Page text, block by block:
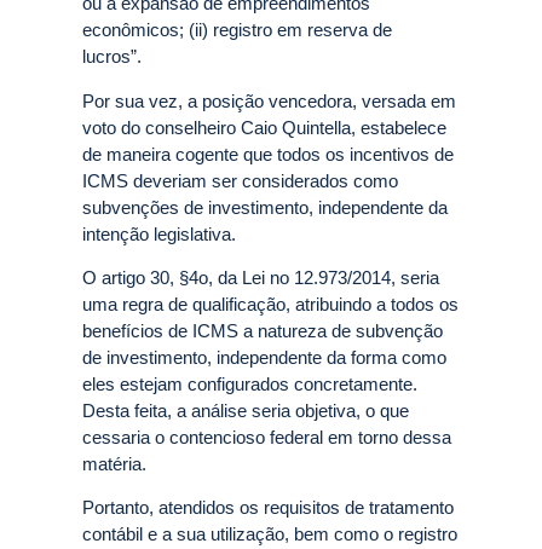
econômicos; (ii) registro em reserva de
lucros”.
Por sua vez, a posição vencedora, versada em
voto do conselheiro Caio Quintella, estabelece
de maneira cogente que todos os incentivos de
ICMS deveriam ser considerados como
subvenções de investimento, independente da
intenção legislativa.
O artigo 30, §4o, da Lei no 12.973/2014, seria
uma regra de qualificação, atribuindo a todos os
benefícios de ICMS a natureza de subvenção
de investimento, independente da forma como
eles estejam configurados concretamente.
Desta feita, a análise seria objetiva, o que
cessaria o contencioso federal em torno dessa
matéria.
Portanto, atendidos os requisitos de tratamento
contábil e a sua utilização, bem como o registro